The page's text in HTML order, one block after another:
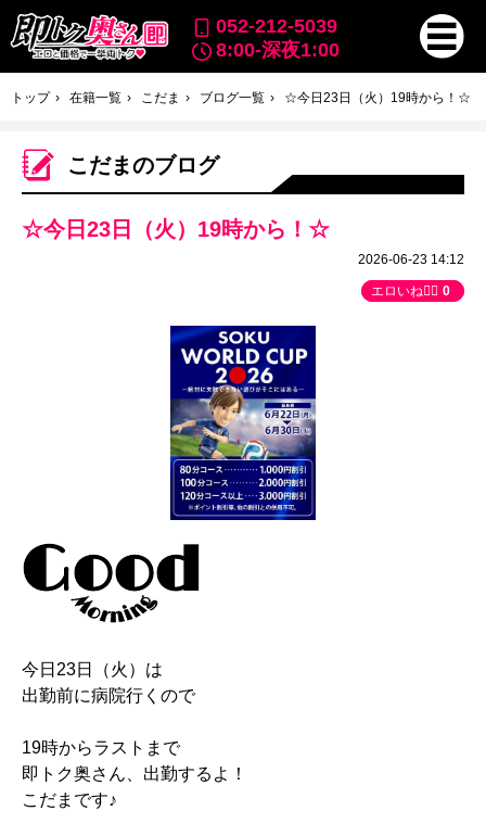
052-212-5039
8:00-深夜1:00
トップ 在籍一覧 こだま ブログ一覧 ☆今日23日（火）19時から！☆
こだまのブログ
☆今日23日（火）19時から！☆
2026-06-23 14:12
エロいね👍🏻 0
今日23日（火）は
出勤前に病院行くので
19時からラストまで
即トク奥さん、出勤するよ！
こだまです♪